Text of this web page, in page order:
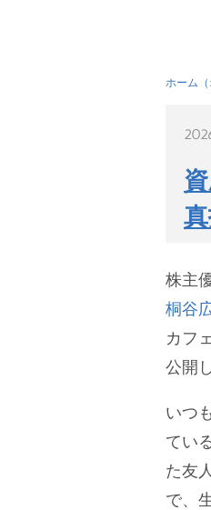
ホーム（
株主
桐谷
カフ
公開
いつ
てい
た友
で、